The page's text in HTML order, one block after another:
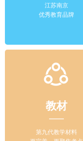
江苏南京
优秀教育品牌
教材
第九代教学材料